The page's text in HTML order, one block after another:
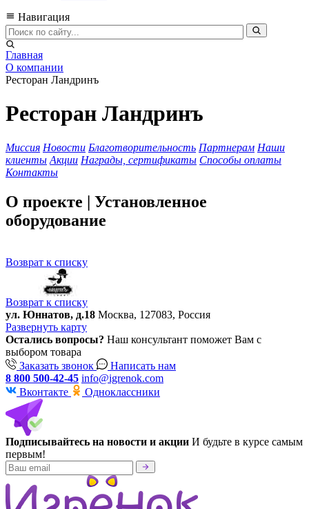
Навигация
Главная
О компании
Ресторан Ландринъ
Ресторан Ландринъ
Миссия Новости Благотворительность Партнерам Наши
клиенты Акции Награды, сертификаты Способы оплаты
Контакты
О проекте | Установленное
оборудование
Возврат к списку
Возврат к списку
ул. Юннатов, д.18 Москва, 127083, Россия
Развернуть карту
Остались вопросы? Наш консультант поможет Вам с
выбором товара
Заказать звонок
Написать нам
8 800 500-42-45 info@igrenok.com
Вконтакте
Одноклассники
Подписывайтесь на новости и акции И будьте в курсе самым
первым!